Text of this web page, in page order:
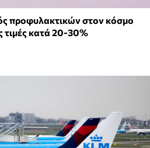
προφυλακτικών στον κόσμο
τιμές κατά 20-30%